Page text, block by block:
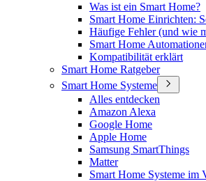
Was ist ein Smart Home?
Smart Home Einrichten:
Häufige Fehler (und wie
Smart Home
Kompatibilität erklärt
Smart Home Ratgeber
Smart Home Systeme
Alles entdecken
Amazon Alexa
Google Home
Apple Home
Samsung SmartThings
Matter
Smart Home Systeme im